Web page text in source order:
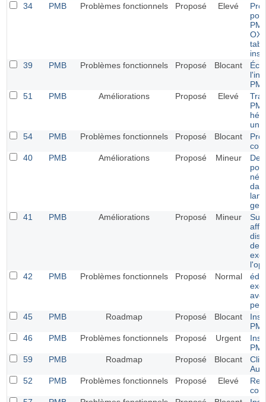
34
PMB Problèmes fonctionnels Proposé Elevé
OX
39
PMB Problèmes fonctionnels Proposé Blocant
51
PMB Améliorations Proposé Elevé
un
54
PMB Problèmes fonctionnels Proposé Blocant
40
PMB Améliorations Proposé Mineur
41
PMB Améliorations Proposé Mineur
des
42
PMB Problèmes fonctionnels Proposé Normal
45
PMB Roadmap Proposé Blocant
46
PMB Problèmes fonctionnels Proposé Urgent
59
PMB Roadmap Proposé Blocant
Clic
52
PMB Problèmes fonctionnels Proposé Elevé